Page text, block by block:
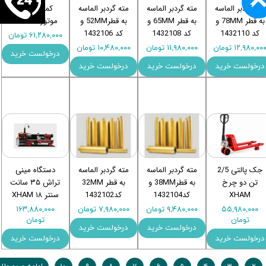
مته گردبر الماسه
به قطر 78MM و
کد 1432110
تومان
درخولست خرید
مته گردبر الماسه
به قطر 65MM و
کد 1432108
۱۱,۹۸۰,۰۰۰ تومان
درخولست خرید
مته گردبر الماسه
به قطر52MM و
کد 1432106
۱۰,۴۸۰,۰۰۰ تومان
درخولست خرید
کمپرسور دو
موتوره XHAM
۶۱,۲۸۰,۰۰۰ تومان
درخولست خرید
جک پالتی 2/5
تن دو چرخ
XHAM
۵۵,۹۸۰,۰۰۰
تومان
درخولست خرید
مته گردبر الماسه
به قطر38MM و
کد1432104
۹,۴۸۰,۰۰۰ تومان
درخولست خرید
مته گردبر الماسه
به قطر 32MM
کد1432102
۷,۹۸۰,۰۰۰ تومان
درخولست خرید
دستگاه مینی
تراش ۳۵ سانت
سنتر ۱۸ XHAM
۱۶۳,۸۸۰,۰۰۰
تومان
درخولست خرید